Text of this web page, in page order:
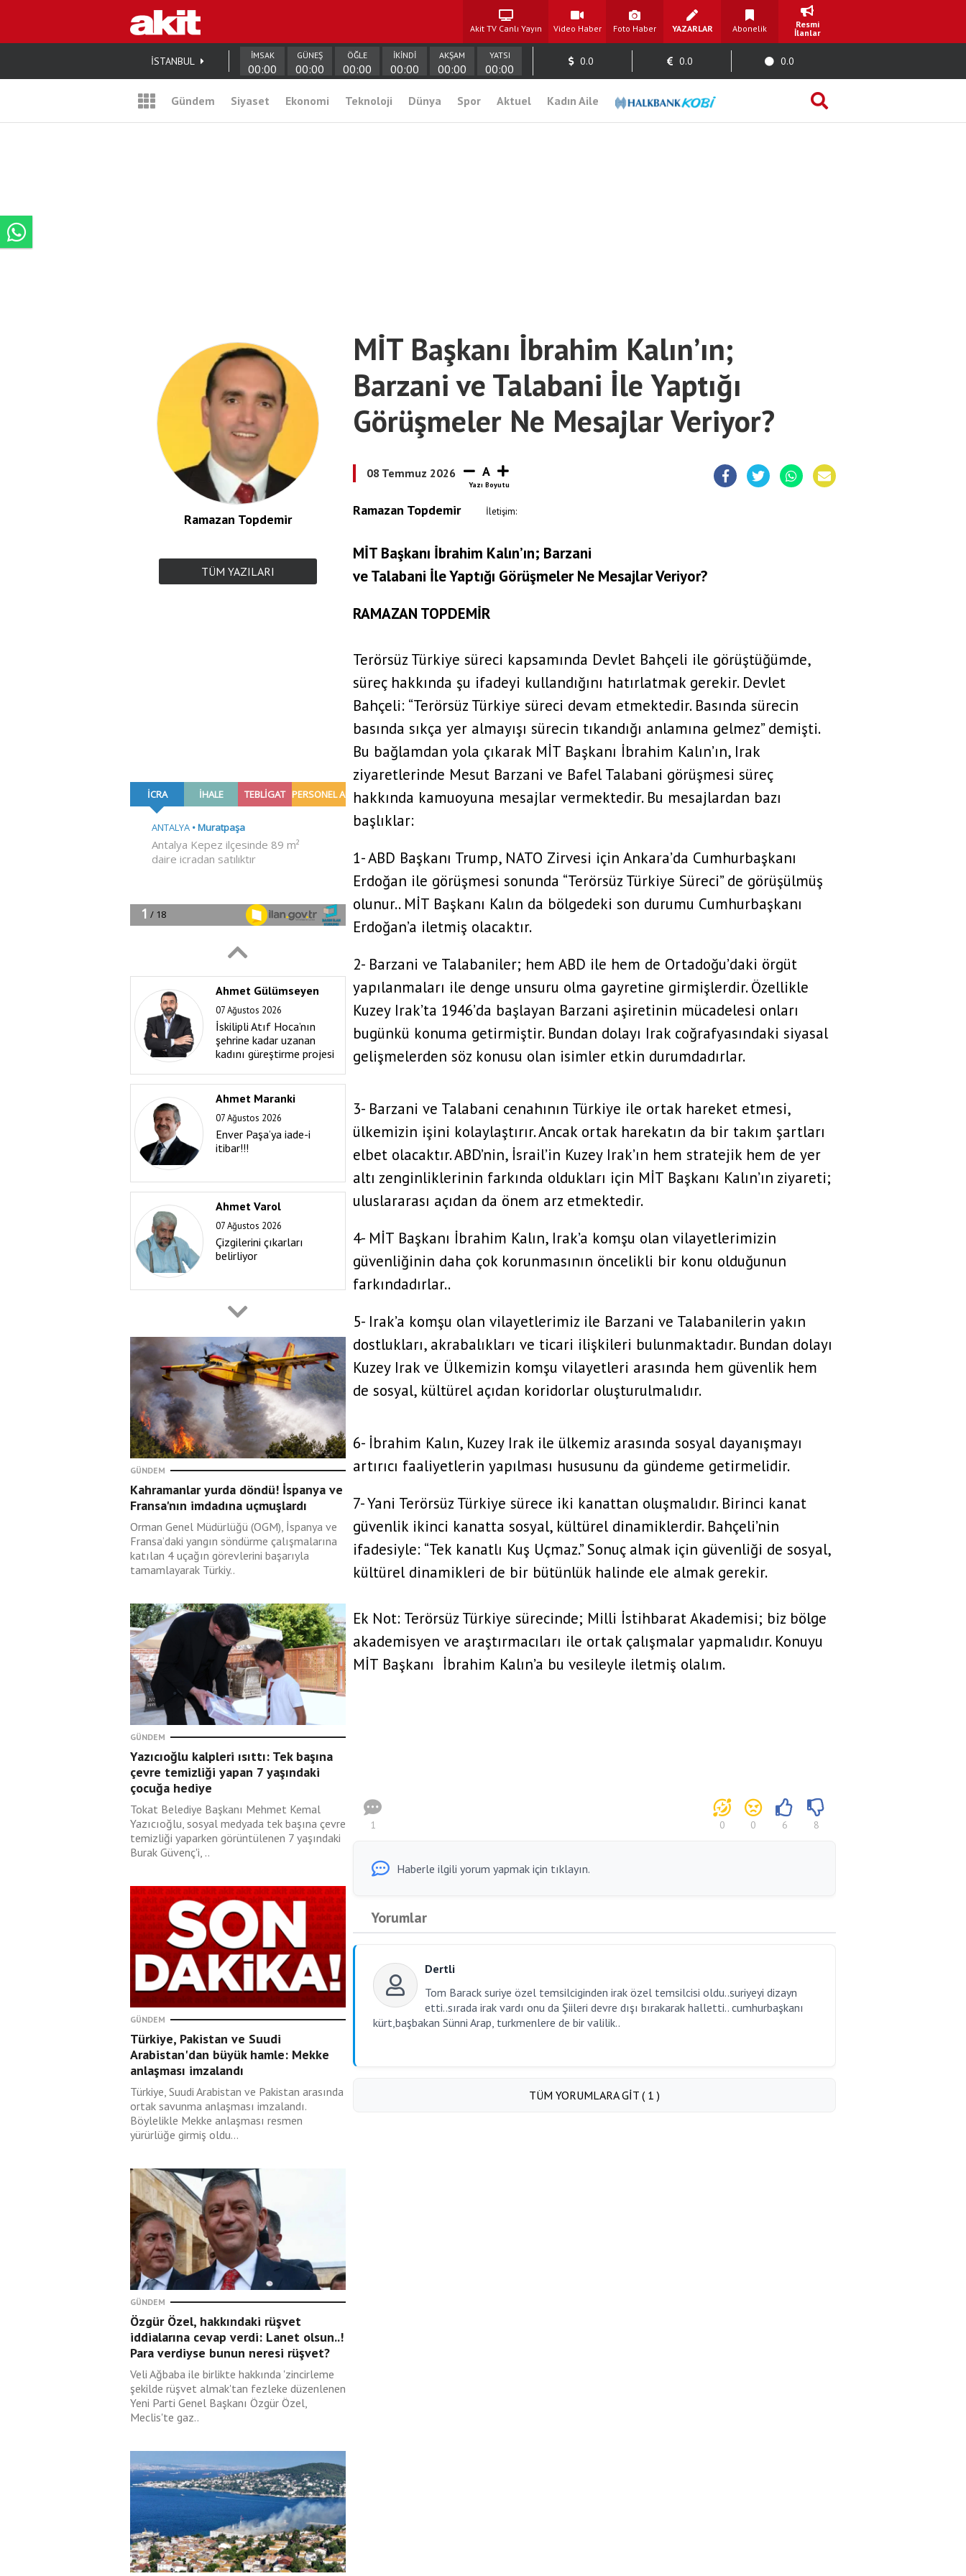
Akit TV Canlı Yayın Video Haber Foto Haber YAZARLAR Abonelik
Resmi
İlanlar
İSTANBUL İMSAK
00:00
GÜNEŞ
00:00
ÖĞLE
00:00
İKİNDİ
00:00
AKŞAM
00:00
YATSI
00:00
0.0 0.0 0.0
Gündem Siyaset Ekonomi Teknoloji Dünya Spor Aktuel Kadın Aile
Ramazan Topdemir
TÜM YAZILARI
07 Ağustos 2026
Yeter artık! Yeter!
07 Ağustos 2026
Peygamberimiz ahir
sözleriyle bizleri
uyarıyor!
Ahmet Gülümseyen
07 Ağustos 2026
İskilipli Atıf Hoca’nın
şehrine kadar uzanan
kadını güreştirme projesi
Ahmet Maranki
07 Ağustos 2026
Enver Paşa’ya iade-i
itibar!!!
Ahmet Varol
07 Ağustos 2026
Çizgilerini çıkarları
belirliyor
Ali Karahasanoğlu
Müsavat ne diyor,
PKK’ya silah bıraktırma,
Sevr’e nasıl benzetilir?
Hüseyin Öztürk
07 Ağustos 2026
Tamahkârlık ve haddi
aşmak
İdris Günaydın
07 Ağustos 2026
Dua mı Rabbimizle
rabıta mı? (1)
Şevki Yılmaz
07 Ağustos 2026
Yeter artık! Yeter!
07 Ağustos 2026
Peygamberimiz ahir
sözleriyle bizleri
uyarıyor!
İskilipli Atıf Hoca’nın
şehrine kadar uzanan
kadını güreştirme projesi
Ahmet Maranki
07 Ağustos 2026
Enver Paşa’ya iade-i
itibar!!!
Ahmet Varol
07 Ağustos 2026
Çizgilerini çıkarları
belirliyor
GÜNDEM
Kahramanlar yurda döndü! İspanya ve
Fransa'nın imdadına uçmuşlardı
Orman Genel Müdürlüğü (OGM), İspanya ve
Fransa’daki yangın söndürme çalışmalarına
katılan 4 uçağın görevlerini başarıyla
tamamlayarak Türkiy..
GÜNDEM
Yazıcıoğlu kalpleri ısıttı: Tek başına
çevre temizliği yapan 7 yaşındaki
çocuğa hediye
Tokat Belediye Başkanı Mehmet Kemal
Yazıcıoğlu, sosyal medyada tek başına çevre
temizliği yaparken görüntülenen 7 yaşındaki
Burak Güvenç'i, ..
GÜNDEM
Türkiye, Pakistan ve Suudi
Arabistan'dan büyük hamle: Mekke
anlaşması imzalandı
Türkiye, Suudi Arabistan ve Pakistan arasında
ortak savunma anlaşması imzalandı.
Böylelikle Mekke anlaşması resmen
yürürlüğe girmiş oldu...
GÜNDEM
Özgür Özel, hakkındaki rüşvet
iddialarına cevap verdi: Lanet olsun..!
Para verdiyse bunun neresi rüşvet?
Veli Ağbaba ile birlikte hakkında 'zincirleme
şekilde rüşvet almak'tan fezleke düzenlenen
Yeni Parti Genel Başkanı Özgür Özel,
Meclis'te gaz..
MİT Başkanı İbrahim Kalın’ın;
Barzani ve Talabani İle Yaptığı
Görüşmeler Ne Mesajlar Veriyor?
08 Temmuz 2026 A
Ramazan Topdemir İletişim:
MİT Başkanı İbrahim Kalın’ın; Barzani
ve Talabani İle Yaptığı Görüşmeler Ne Mesajlar Veriyor?
RAMAZAN TOPDEMİR
Terörsüz Türkiye süreci kapsamında Devlet Bahçeli ile görüştüğümde,
süreç hakkında şu ifadeyi kullandığını hatırlatmak gerekir. Devlet
Bahçeli: “Terörsüz Türkiye süreci devam etmektedir. Basında sürecin
basında sıkça yer almayışı sürecin tıkandığı anlamına gelmez” demişti.
Bu bağlamdan yola çıkarak MİT Başkanı İbrahim Kalın’ın, Irak
ziyaretlerinde Mesut Barzani ve Bafel Talabani görüşmesi süreç
hakkında kamuoyuna mesajlar vermektedir. Bu mesajlardan bazı
başlıklar:
1- ABD Başkanı Trump, NATO Zirvesi için Ankara’da Cumhurbaşkanı
Erdoğan ile görüşmesi sonunda “Terörsüz Türkiye Süreci” de görüşülmüş
olunur.. MİT Başkanı Kalın da bölgedeki son durumu Cumhurbaşkanı
Erdoğan’a iletmiş olacaktır.
2- Barzani ve Talabaniler; hem ABD ile hem de Ortadoğu’daki örgüt
yapılanmaları ile denge unsuru olma gayretine girmişlerdir. Özellikle
Kuzey Irak’ta 1946’da başlayan Barzani aşiretinin mücadelesi onları
bugünkü konuma getirmiştir. Bundan dolayı Irak coğrafyasındaki siyasal
gelişmelerden söz konusu olan isimler etkin durumdadırlar.
3- Barzani ve Talabani cenahının Türkiye ile ortak hareket etmesi,
ülkemizin işini kolaylaştırır. Ancak ortak harekatın da bir takım şartları
elbet olacaktır. ABD’nin, İsrail’in Kuzey Irak’ın hem stratejik hem de yer
altı zenginliklerinin farkında oldukları için MİT Başkanı Kalın’ın ziyareti;
uluslararası açıdan da önem arz etmektedir.
4- MİT Başkanı İbrahim Kalın, Irak’a komşu olan vilayetlerimizin
güvenliğinin daha çok korunmasının öncelikli bir konu olduğunun
farkındadırlar..
5- Irak’a komşu olan vilayetlerimiz ile Barzani ve Talabanilerin yakın
dostlukları, akrabalıkları ve ticari ilişkileri bulunmaktadır. Bundan dolayı
Kuzey Irak ve Ülkemizin komşu vilayetleri arasında hem güvenlik hem
de sosyal, kültürel açıdan koridorlar oluşturulmalıdır.
6- İbrahim Kalın, Kuzey Irak ile ülkemiz arasında sosyal dayanışmayı
artırıcı faaliyetlerin yapılması hususunu da gündeme getirmelidir.
7- Yani Terörsüz Türkiye sürece iki kanattan oluşmalıdır. Birinci kanat
güvenlik ikinci kanatta sosyal, kültürel dinamiklerdir. Bahçeli’nin
ifadesiyle: “Tek kanatlı Kuş Uçmaz.” Sonuç almak için güvenliği de sosyal,
kültürel dinamikleri de bir bütünlük halinde ele almak gerekir.
Ek Not: Terörsüz Türkiye sürecinde; Milli İstihbarat Akademisi; biz bölge
akademisyen ve araştırmacıları ile ortak çalışmalar yapmalıdır. Konuyu
MİT Başkanı İbrahim Kalın’a bu vesileyle iletmiş olalım.
1 0 0 6 8
Haberle ilgili yorum yapmak için tıklayın.
Yorumlar
Dertli
Tom Barack suriye özel temsilciginden irak özel temsilcisi oldu..suriyeyi dizayn
etti..sırada irak vardı onu da Şiileri devre dışı bırakarak halletti.. cumhurbaşkanı
kürt,başbakan Sünni Arap, turkmenlere de bir valilik..
TÜM YORUMLARA GİT ( 1 )